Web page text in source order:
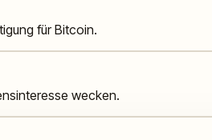
für Bitcoin.
wecken.